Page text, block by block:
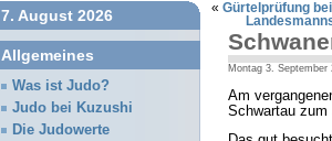
« Gürtelprüfung
Montag 3. September
Am
Schwartau zum
7. August 2026
Allgemeines
Was ist Judo?
Judo bei Kuzushi
Die Judowerte